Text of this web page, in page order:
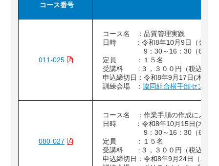
コース番号
011-025
コース名 ：品質管理実践
日時 ：令和8年10月9日（金）
9：30～16：30（6時間
定員 ：１５名
受講料 :３，３００円（税込）
申込締切日：令和8年9月17日(木)
訓練会場 ：協同組合横手卸センタ
080-027
コース名 ：作業手順の作成による
日時 ：令和8年10月15日(木)
9：30～16：30（6時間
定員 ：１５名
受講料 :３，３００円（税込）
申込締切日：令和8年9月24日（木）